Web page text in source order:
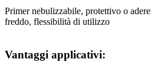
Primer nebulizzabile, protettivo o
freddo, flessibilità di utilizzo
Vantaggi applicativi: